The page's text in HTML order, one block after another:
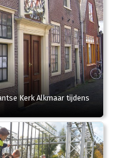
Kerk Alkmaar tijdens